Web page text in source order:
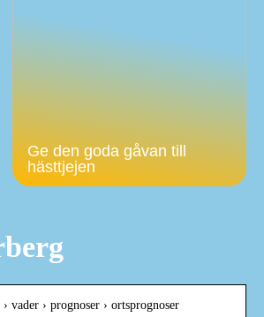
Ge den goda gåvan till
hästtjejen
vader › prognoser › ortsprognoser